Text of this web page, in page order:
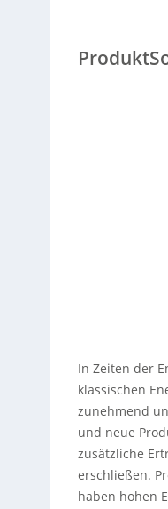
In Zeiten der
klassischen
zunehmend
und neue
zusätzliche
erschließen.
haben hohen